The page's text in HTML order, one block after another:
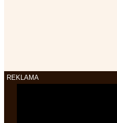
REKLAMA